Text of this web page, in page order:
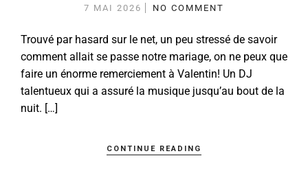
7 MAI 2026 NO COMMENT
Trouvé par hasard sur le net, un peu stressé de savoir
comment allait se passe notre mariage, on ne peux que
faire un énorme remerciement à Valentin! Un DJ
talentueux qui a assuré la musique jusqu’au bout de la
nuit. […]
CONTINUE READING